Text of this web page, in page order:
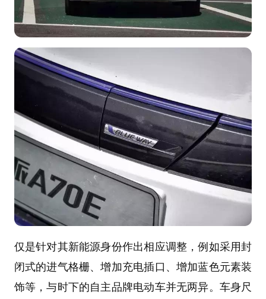
仅是针对其新能源身份作出相应调整，例如采用封
闭式的进气格栅、增加充电插口、增加蓝色元素装
饰等，与时下的自主品牌电动车并无两异。车身尺